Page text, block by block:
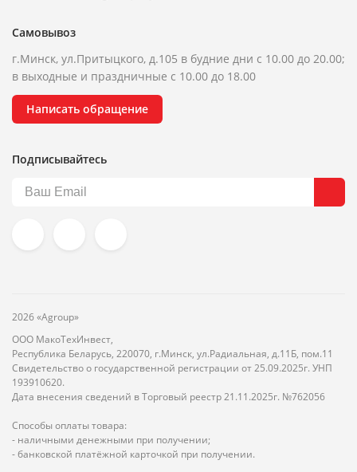
Самовывоз
г.Минск, ул.Притыцкого, д.105 в будние дни с 10.00 до 20.00;
в выходные и праздничные с 10.00 до 18.00
Написать обращение
Подписывайтесь
2026 «Agroup»
ООО МакоТехИнвест,
Республика Беларусь, 220070, г.Минск, ул.Радиальная, д.11Б, пом.11
Свидетельство о государственной регистрации от 25.09.2025г. УНП
193910620.
Дата внесения сведений в Торговый реестр 21.11.2025г. №762056
Способы оплаты товара:
- наличными денежными при получении;
- банковской платёжной карточкой при получении.